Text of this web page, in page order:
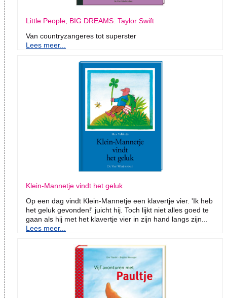
Little People, BIG DREAMS: Taylor Swift
Van countryzangeres tot superster
Lees meer...
Klein-Mannetje vindt het geluk
Op een dag vindt Klein-Mannetje een klavertje vier. 'Ik heb
het geluk gevonden!' juicht hij. Toch lijkt niet alles goed te
gaan als hij met het klavertje vier in zijn hand langs zijn...
Lees meer...